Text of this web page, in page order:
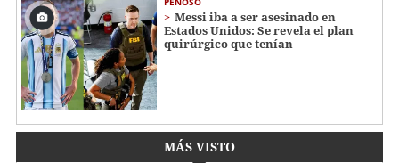
Messi iba a ser asesinado en
Estados Unidos: Se revela el plan
quirúrgico que tenían
MÁS VISTO